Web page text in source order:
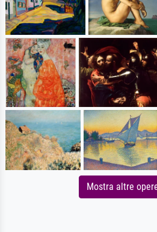
Mostra altre